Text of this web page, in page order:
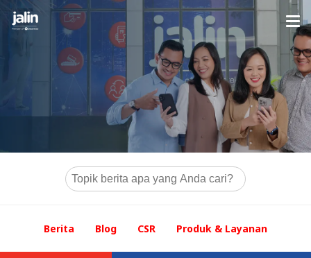
Berita Blog CSR Produk & Layanan